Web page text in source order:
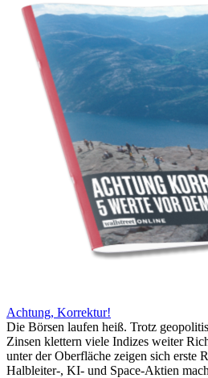
Achtung, Korrektur!
Die Börsen laufen heiß. Trotz
Zinsen klettern viele Indizes weiter
unter der Oberfläche zeigen sich erste
Halbleiter-, KI- und Space-Aktien